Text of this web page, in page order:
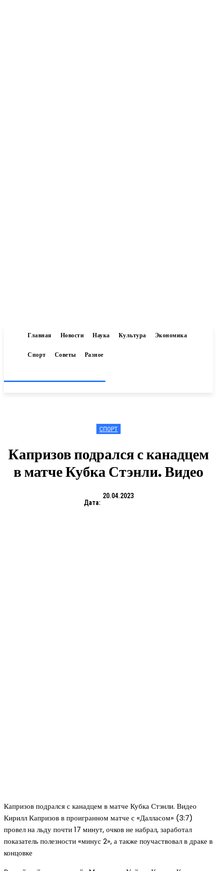
Главная Новости Наука Культура Экономика
Спорт Советы Разное
СПОРТ
Капризов подрался с канадцем
в матче Кубка Стэнли. Видео
Дата:
20.04.2023
Капризов подрался с канадцем в матче Кубка Стэнли. Видео
Кирилл Капризов в проигранном матче с «Далласом» (3:7)
провел на льду почти 17 минут, очков не набрал, заработал
показатель полезности «минус 2», а также поучаствовал в драке в
концовке